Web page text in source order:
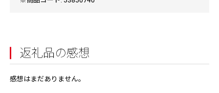
返礼品の感想
感想はまだありません。